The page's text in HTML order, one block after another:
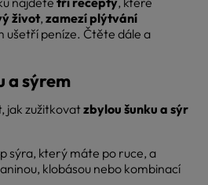
život, zamezí plýtvání
ušetří peníze. Čtěte dále a
a sýrem
jak zužitkovat zbylou šunku a sýr
sýra, který máte po ruce, a
klobásou nebo kombinací